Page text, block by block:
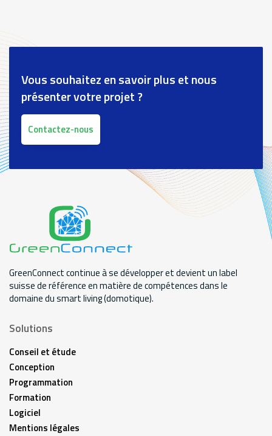
Vous souhaitez en savoir plus et nous
présenter votre projet ?
Contactez-nous
GreenConnect continue à se développer et devient un label
suisse de référence en matière de compétences dans le
domaine du smart living (domotique).
Solutions
Conseil et étude
Conception
Programmation
Formation
Logiciel
Mentions légales